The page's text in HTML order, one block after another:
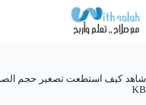
إلى
المحتوى
KB